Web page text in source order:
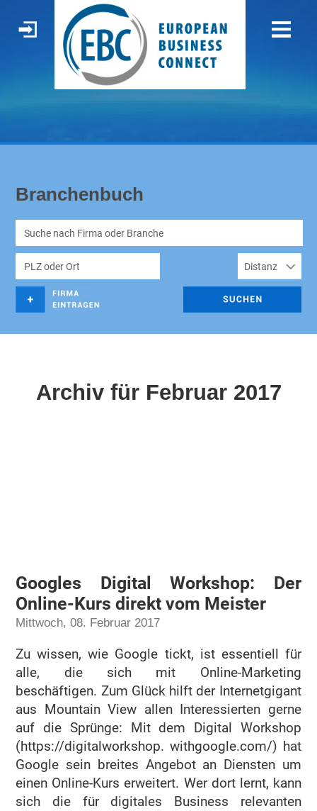
Branchenbuch
Archiv für Februar 2017
Googles Digital Workshop: Der
Online-Kurs direkt vom Meister
Mittwoch, 08. Februar 2017
Zu wissen, wie Google tickt, ist essentiell für
alle, die sich mit Online-Marketing
beschäftigen. Zum Glück hilft der Internetgigant
aus Mountain View allen Interessierten gerne
auf die Sprünge: Mit dem Digital Workshop
(https://digitalworkshop. withgoogle.com/) hat
Google sein breites Angebot an Diensten um
einen Online-Kurs erweitert. Wer dort lernt, kann
sich die für digitales Business relevanten